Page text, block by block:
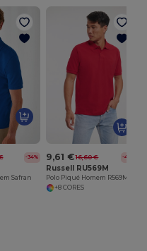
-34%
Safran
9,61 € 16,60 € -42%
Russell RU569M
+8 CORES